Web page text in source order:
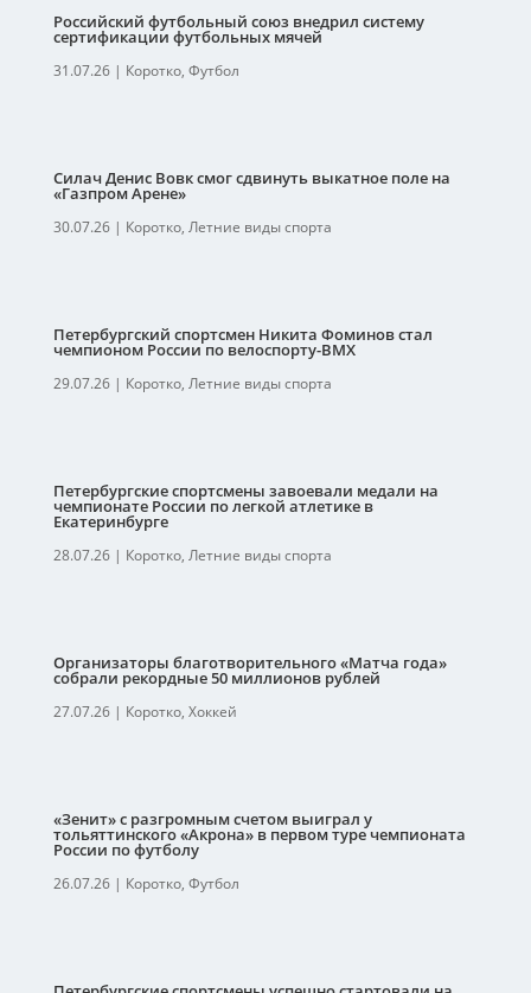
Российский футбольный союз внедрил систему
сертификации футбольных мячей
31.07.26| Коротко, Футбол
Силач Денис Вовк смог сдвинуть выкатное поле на
«Газпром Арене»
30.07.26| Коротко, Летние виды спорта
Петербургский спортсмен Никита Фоминов стал
чемпионом России по велоспорту-ВМХ
29.07.26| Коротко, Летние виды спорта
Петербургские спортсмены завоевали медали на
чемпионате России по легкой атлетике в
Екатеринбурге
28.07.26| Коротко, Летние виды спорта
Организаторы благотворительного «Матча года»
собрали рекордные 50 миллионов рублей
27.07.26| Коротко, Хоккей
«Зенит» с разгромным счетом выиграл у
тольяттинского «Акрона» в первом туре чемпионата
России по футболу
26.07.26| Коротко, Футбол